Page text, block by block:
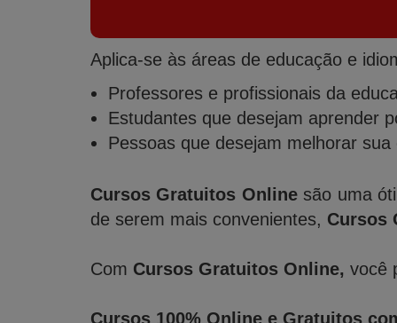
Aplica-se às áreas de educação e
Professores e profissionais da
Estudantes que desejam aprender
Pessoas que desejam melhorar
Cursos Gratuitos Onlinesão uma
de serem mais convenientes, Cursos
Com Cursos Gratuitos Online, você
Cursos 100% Online e Gratuitos